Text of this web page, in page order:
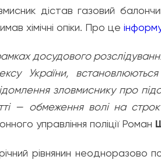
дістав газовий
хімічні опіки. Про це
досудового
України,
зловмиснику про
— обмеження волі на
управління поліції Роман
рівнянин неодноразово